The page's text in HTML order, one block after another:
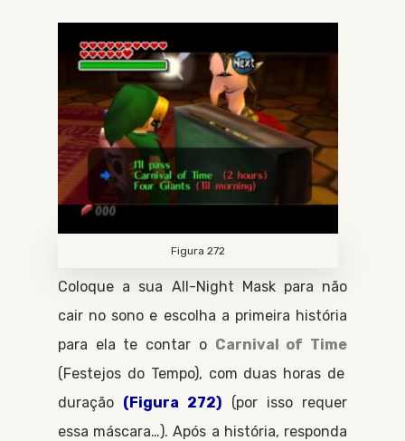
Figura 272
Coloque a sua All-Night Maskpara não
cair no sono e escolha a primeira história
para ela te contar o Carnival of Time
Festejos do Tempo , com duas horas de
duração (Figura 272) (por isso requer
essa máscara…). Após a história, responda